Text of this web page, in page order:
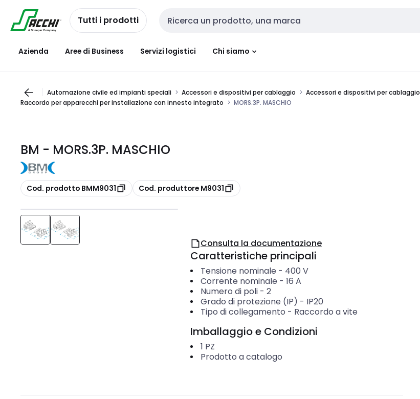
navigazione
Salta al
contenutoTutti i prodotti Cerca input
Azienda Aree di Business Servizi logistici Chi siamo
Automazione civile ed impianti speciali Accessori e dispositivi per cablaggio Accessori e dispositivi per cablaggio
Raccordo per apparecchi per installazione con innesto integrato
MORS.3P. MASCHIO
BM - MORS.3P. MASCHIO
copia
Cod. prodotto BMM9031 copia
Cod. produttore M9031
Consulta la documentazione
Caratteristiche principali
Tensione nominale - 400 V
Corrente nominale - 16 A
Numero di poli- 2
Grado di protezione (IP) - IP20
Tipo di collegamento - Raccordo a vite
Imballaggio e Condizioni
1 PZ
Prodotto a catalogo